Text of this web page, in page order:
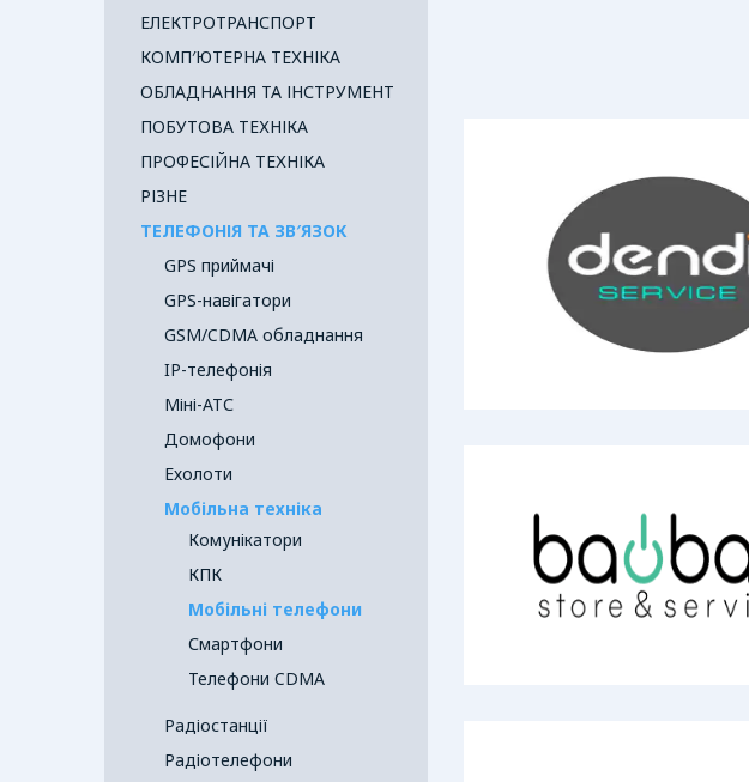
ЕЛЕКТРОТРАНСПОРТ
КОМП′ЮТЕРНА ТЕХНІКА
ОБЛАДНАННЯ ТА ІНСТРУМЕНТ
ПОБУТОВА ТЕХНІКА
ПРОФЕСІЙНА ТЕХНІКА
РІЗНЕ
ТЕЛЕФОНІЯ ТА ЗВ′ЯЗОК
GPS приймачі
GPS-навігатори
GSM/CDMA обладнання
IP-телефонія
Mіні-АТС
Домофони
Ехолоти
Мобільна техніка
Комунікатори
КПК
Мобільні телефони
Смартфони
Телефони CDMA
Радіостанції
Радіотелефони